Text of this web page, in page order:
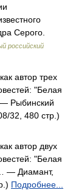
Серого.
российский
автор трех
"Белая
Рыбинский
32, 480 стр.)
автор двух
"Белая
— Диамант,
Подробнее...